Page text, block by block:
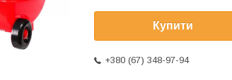
Купити
+380 (67) 348-97-94